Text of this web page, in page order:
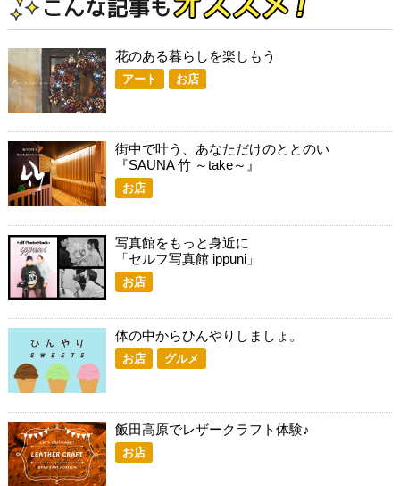
花のある暮らしを楽しもう
アート お店
街中で叶う、あなただけのととのい
『SAUNA 竹 ～take～』
お店
写真館をもっと身近に
「セルフ写真館 ippuni」
お店
体の中からひんやりしましょ。
お店 グルメ
飯田高原でレザークラフト体験♪
お店